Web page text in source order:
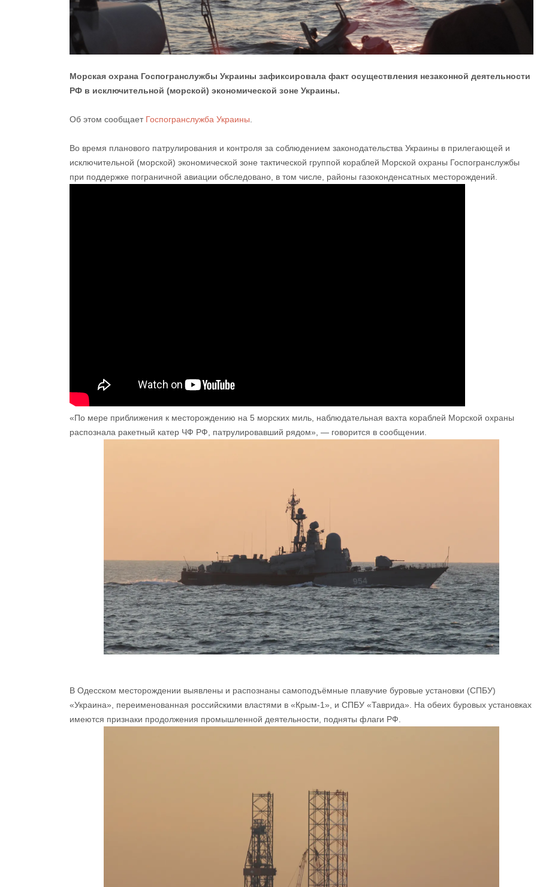
Морская охрана Госпогранслужбы Украины зафиксировала факт осуществления незаконной деятельности
РФ в исключительной (морской) экономической зоне Украины.
Об этом сообщает Госпогранслужба Украины
Во время планового патрулирования и контроля за соблюдением законодательства Украины в прилегающей и
исключительной (морской) экономической зоне тактической группой кораблей Морской охраны Госпогранслужбы
при поддержке пограничной авиации обследовано, в том числе, районы газоконденсатных месторождений.
«По мере приближения к месторождению на 5 морских миль, наблюдательная вахта кораблей Морской охраны
распознала ракетный катер ЧФ РФ, патрулировавший рядом», — говорится в сообщении.
В Одесском месторождении выявлены и распознаны самоподъёмные плавучие буровые установки (СПБУ)
«Украина», переименованная российскими властями в «Крым-1», и СПБУ «Таврида». На обеих буровых установках
имеются признаки продолжения промышленной деятельности, подняты флаги РФ.